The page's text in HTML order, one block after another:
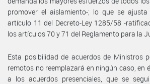
promover el aislamiento-; lo que se
artículo 11 del Decreto-Ley 1285/58 -
los artículos 70 y 71 del Reglamento para la
Esta posibilidad de acuerdos de Ministros
remotos no reemplazará en ningún caso, en
a los acuerdos presenciales, que se